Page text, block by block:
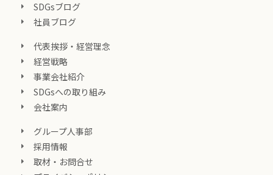
SDGsブログ
社員ブログ
代表挨拶・経営理念
経営戦略
事業会社紹介
SDGsへの取り組み
会社案内
グループ人事部
採用情報
取材・お問合せ